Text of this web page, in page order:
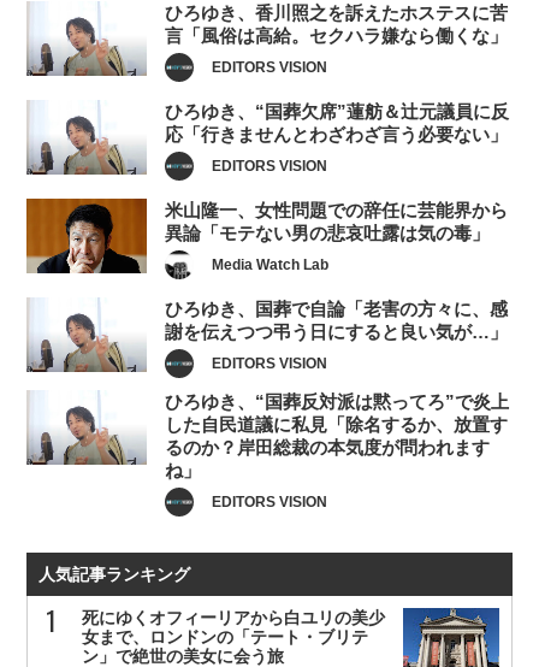
ひろゆき、香川照之を訴えたホステスに苦
言「風俗は高給。セクハラ嫌なら働くな」
EDITORS VISION
ひろゆき、“国葬欠席”蓮舫＆辻元議員に反
応「行きませんとわざわざ言う必要ない」
EDITORS VISION
米山隆一、女性問題での辞任に芸能界から
異論「モテない男の悲哀吐露は気の毒」
Media Watch Lab
ひろゆき、国葬で自論「老害の方々に、感
謝を伝えつつ弔う日にすると良い気が…」
EDITORS VISION
ひろゆき、“国葬反対派は黙ってろ”で炎上
した自民道議に私見「除名するか、放置す
るのか？岸田総裁の本気度が問われます
ね」
EDITORS VISION
人気記事ランキング
死にゆくオフィーリアから白ユリの美少
女まで、ロンドンの「テート・ブリテ
ン」で絶世の美女に会う旅